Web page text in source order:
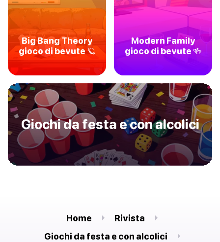
Big Bang Theory
gioco di bevute 🪐
Modern Family
gioco di bevute 🍻
Giochi da festa e con alcolici
Home
Rivista
Giochi da festa e con alcolici